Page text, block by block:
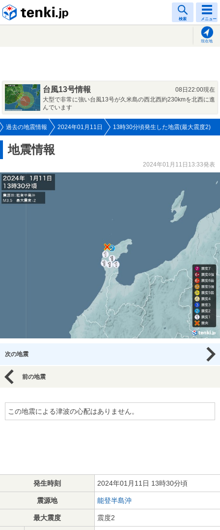
検索 メニュー
現在地
台風13号情報
08日22:00現在
大型で非常に強い台風13号が久米島の西北西約230kmを北西に進
んでいます
過去の地震情報 2024年01月11日 13時30分頃発生した地震(最大震度2)
地震情報
2024年01月11日13:33発表
次の地震
前の地震
この地震による津波の心配はありません。
発生時刻 2024年01月11日 13時30分頃
震源地 能登半島沖
最大震度 震度2